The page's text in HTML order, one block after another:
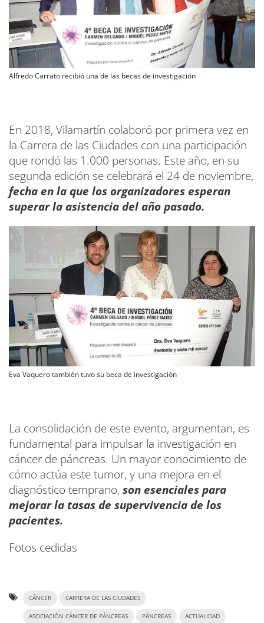
Alfredo Carrato recibió una de las becas de investigación
En 2018, Vilamartín colaboró por primera vez en
la Carrera de las Ciudades con una participación
que rondó las 1.000 personas. Este año, en su
segunda edición se celebrará el 24 de noviembre,
fecha en la que los organizadores esperan
superar la asistencia del año pasado.
Eva Vaquero también tuvo su beca de investigación
La consolidación de este evento, argumentan, es
fundamental para impulsar la investigación en
cáncer de páncreas. Un mayor conocimiento de
cómo actúa este tumor, y una mejora en el
diagnóstico temprano, son esenciales para
mejorar la tasas de supervivencia de los
pacientes.
Fotos cedidas
CÁNCER CARRERA DE LAS CIUDADES
ASOCIACIÓN CÁNCER DE PÁNCREAS PÁNCREAS ACTUALIDAD